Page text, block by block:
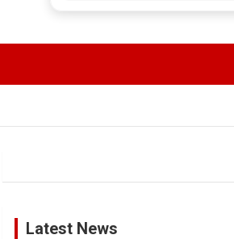
Latest News